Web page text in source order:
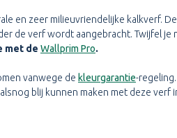
en zeer milieuvriendelijke kalkverf.
de verf wordt aangebracht. Twijfel je
met de Wallprim Pro.
vanwege de kleurgarantie-
blij kunnen maken met deze verf